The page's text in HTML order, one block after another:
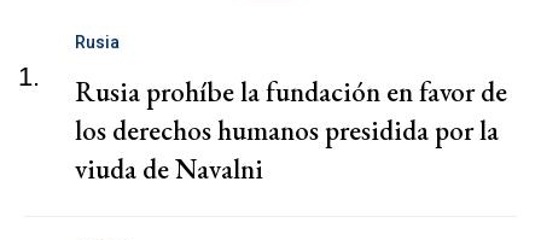
1.
Rusia
Rusia prohíbe la fundación en favor de
los derechos humanos presidida por la
viuda de Navalni